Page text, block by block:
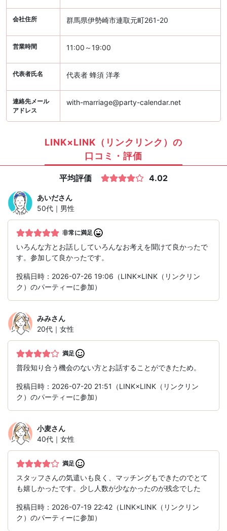
会社住所 群馬県伊勢崎市連取元町261-20
営業時間 11:00～19:00
代表者氏名 代表者 蜂須 洋孝
連絡先メール
アドレス
with-marriage@party-calendar.net
LINK×LINK（リンクリンク）の
口コミ・評価
平均評価 4.02
あいださん
50代｜男性
非常に満足
いろんな方とお話ししていろんなお考えを聞けて良かったで
す。参加して良かったです。
投稿日時：2026-07-26 19:06（LINK×LINK（リンクリン
ク）のパーティーに参加）
みみさん
20代｜女性
満足
普段知り合う機会のない方とお話することができたため。
投稿日時：2026-07-20 21:51（LINK×LINK（リンクリン
ク）のパーティーに参加）
小麦さん
40代｜女性
満足
スタッフさんの気遣いも良く、マッチングもできたのでとて
も嬉しかったです。少し人数が少なかったのが残念でした
投稿日時：2026-07-19 22:42（LINK×LINK（リンクリン
ク）のパーティーに参加）